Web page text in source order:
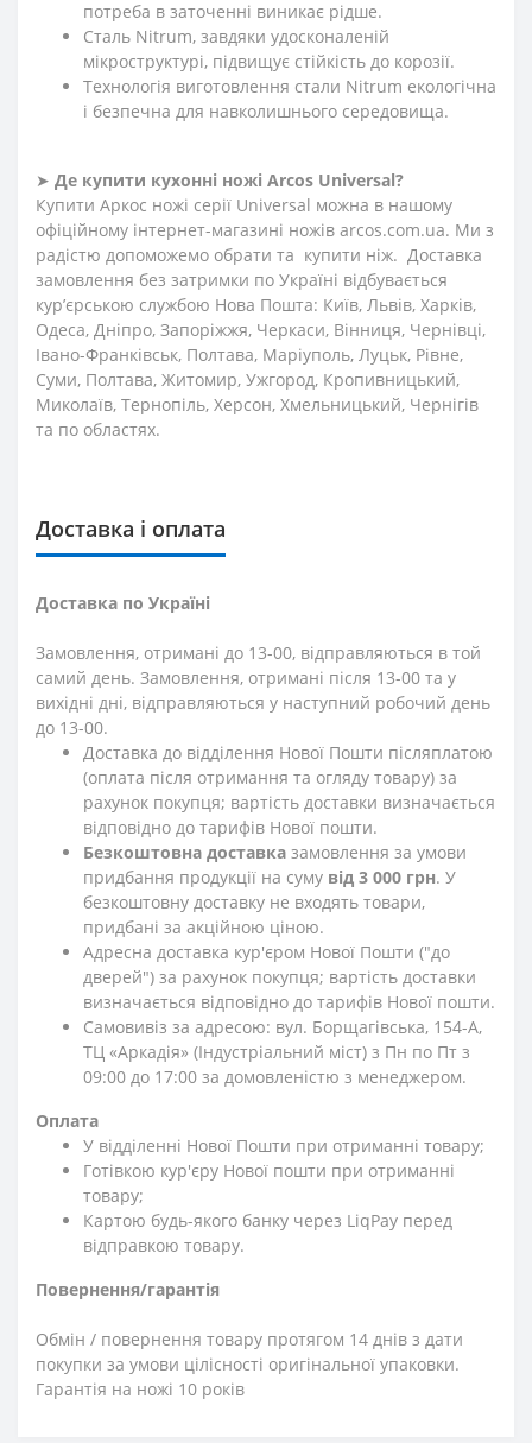
потреба в заточенні виникає рідше.
Сталь Nitrum, завдяки удосконаленій
мікроструктурі, підвищує стійкість до корозії.
Технологія виготовлення стали Nitrum екологічна
і безпечна для навколишнього середовища.
➤ Де купити кухонні ножі Arcos Universal?
Купити Аркос ножі серії Universal можна в нашому
офіційному інтернет-магазині ножів arcos.com.ua. Ми з
радістю допоможемо обрати та купити ніж. Доставка
замовлення без затримки по Україні відбувається
кур’єрською службою Нова Пошта: Київ, Львів, Харків,
Одеса, Дніпро, Запоріжжя, Черкаси, Вінниця, Чернівці,
Івано-Франківськ, Полтава, Маріуполь, Луцьк, Рівне,
Суми, Полтава, Житомир, Ужгород, Кропивницький,
Миколаїв, Тернопіль, Херсон, Хмельницький, Чернігів
та по областях.
Доставка і оплата
Доставка по Україні
Замовлення, отримані до 13-00, відправляються в той
самий день. Замовлення, отримані після 13-00 та у
вихідні дні, відправляються у наступний робочий день
до 13-00.
Доставка до відділення Нової Пошти післяплатою
(оплата після отримання та огляду товару) за
рахунок покупця; вартість доставки визначається
відповідно до тарифів Нової пошти.
Безкоштовна доставка замовлення за умови
придбання продукції на суму від 3 000 грн. У
безкоштовну доставку не входять товари,
придбані за акційною ціною.
Адресна доставка кур'єром Нової Пошти ("до
дверей") за рахунок покупця; вартість доставки
визначається відповідно до тарифів Нової пошти.
Самовивіз за адресою: вул. Борщагівська, 154-А,
ТЦ «Аркадія» (Індустріальний міст) з Пн по Пт з
09:00 до 17:00 за домовленістю з менеджером.
Оплата
У відділенні Нової Пошти при отриманні товару;
Готівкою кур'єру Нової пошти при отриманні
товару;
Картою будь-якого банку через LiqPay перед
відправкою товару.
Повернення/гарантія
Обмін / повернення товару протягом 14 днів з дати
покупки за умови цілісності оригінальної упаковки.
Гарантія на ножі 10 років